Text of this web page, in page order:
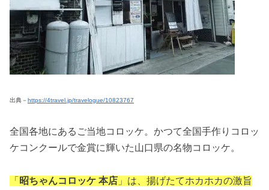
出典－ https://4travel.jp/travelogue/10823767
全国各地にあるご当地コロッケ。かつて全国手作りコロッ
ケコンクールで金賞に輝いた山口県の名物コロッケ。
「 昭ちゃんコロッケ 本店 」は、揚げたてホカホカの激旨